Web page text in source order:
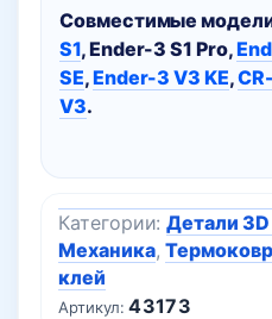
Совместимые
S1, Ender-3 S1 Pro,
SE,Ender-3 V3 KE,
V3.
3D
принтером
K1C
Артикул:43173
Категории:Детали
Механика,
клей